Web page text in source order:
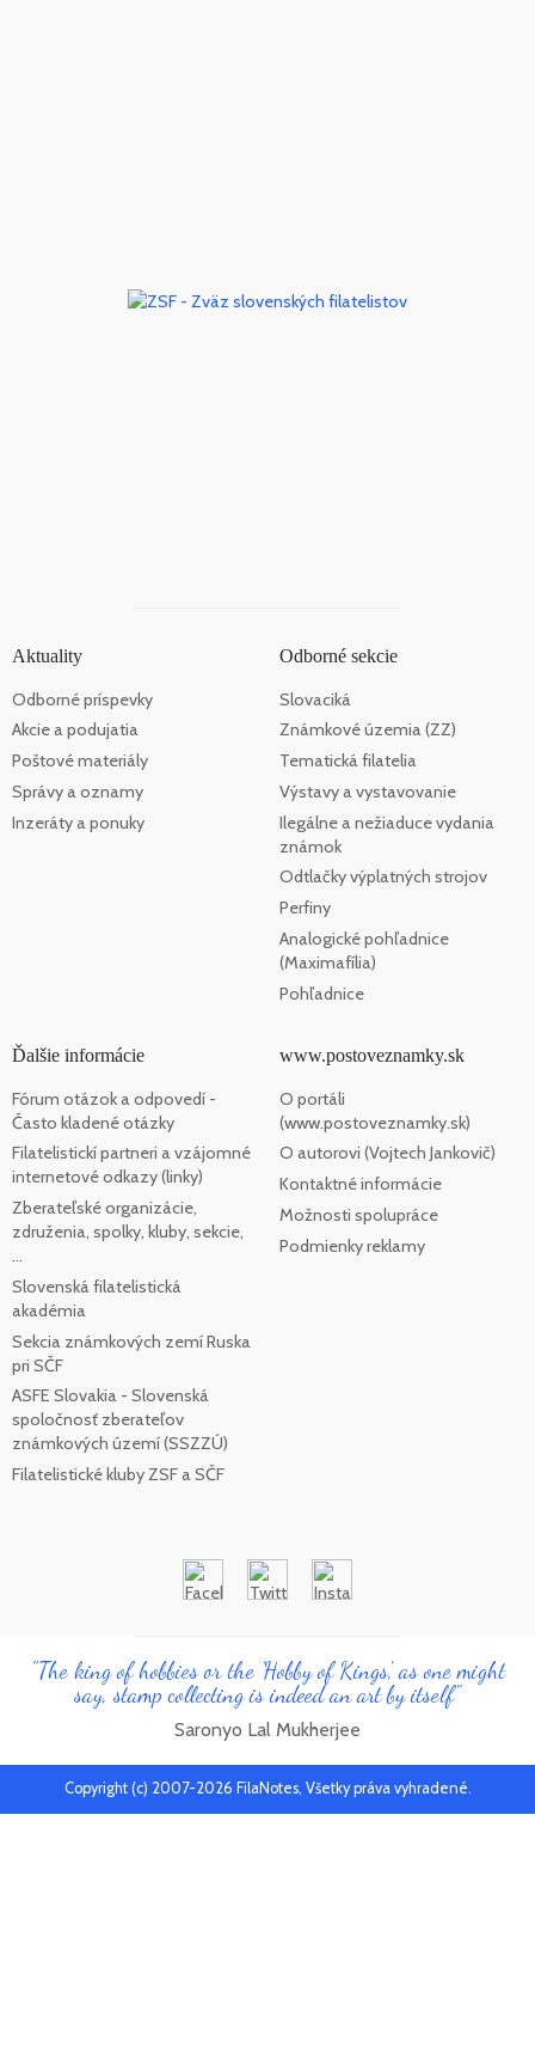
Aktuality
Odborné príspevky
Akcie a podujatia
Poštové materiály
Správy a oznamy
Inzeráty a ponuky
Odborné sekcie
Slovaciká
Známkové územia (ZZ)
Tematická filatelia
Výstavy a vystavovanie
Ilegálne a nežiaduce vydania
známok
Odtlačky výplatných strojov
Perfiny
Analogické pohľadnice
(Maximafília)
Pohľadnice
Ďalšie informácie
Fórum otázok a odpovedí -
Často kladené otázky
Filatelistickí partneri a vzájomné
internetové odkazy (linky)
Zberateľské organizácie,
združenia, spolky, kluby, sekcie,
...
Slovenská filatelistická
akadémia
Sekcia známkových zemí Ruska
pri SČF
ASFE Slovakia - Slovenská
spoločnosť zberateľov
známkových území (SSZZÚ)
Filatelistické kluby ZSF a SČF
www.postoveznamky.sk
O portáli
(www.postoveznamky.sk)
O autorovi (Vojtech Jankovič)
Kontaktné informácie
Možnosti spolupráce
Podmienky reklamy
"The king of hobbies or the 'Hobby of Kings', as one might
say, stamp collecting is indeed an art by itself"
Saronyo Lal Mukherjee
Copyright (c) 2007-2026 FilaNotes, Všetky práva vyhradené.